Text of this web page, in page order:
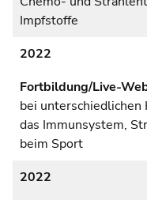
Impfstoffe
2022
Fortbildung/Live-
bei
das Immunsystem,
beim Sport
2022